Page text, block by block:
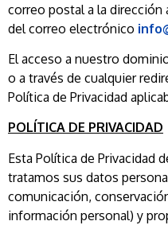
correo postal a la dirección
del correo electrónico
El acceso a nuestro
o a través de cualquier
Política de Privacidad
POLÍTICA DE PRIVACIDAD
Esta Política de Privacidad
tratamos sus datos
comunicación,
información personal) y